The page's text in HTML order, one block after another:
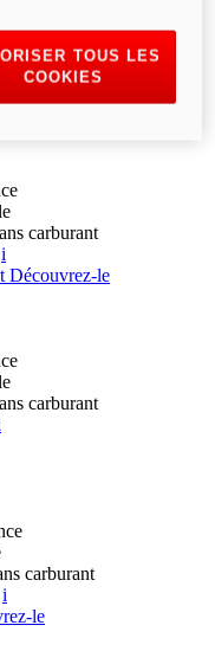
carburant
i
Découvrez-le
carburant
carburant
i
le
TOUS LES
COOKIES